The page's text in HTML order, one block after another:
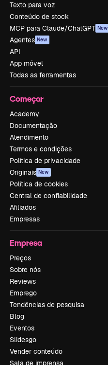
Texto para voz
Conteúdo de stock
MCP para Claude/ChatGPT New
Agentes New
API
App móvel
Todas as ferramentas
Começar
Academy
Documentação
Atendimento
Termos e condições
Política de privacidade
Originais New
Política de cookies
Central de confiabilidade
Afiliados
Empresas
Empresa
Preços
Sobre nós
Reviews
Emprego
Tendências de pesquisa
Blog
Eventos
Slidesgo
Vender conteúdo
Sala de imprensa